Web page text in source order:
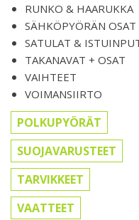
RUNKO & HAARUKKA
SÄHKÖPYÖRÄN OSAT
SATULAT &
TAKANAVAT + OSAT
VAIHTEET
VOIMANSIIRTO
POLKUPYÖRÄT
SUOJAVARUSTEET
TARVIKKEET
VAATTEET